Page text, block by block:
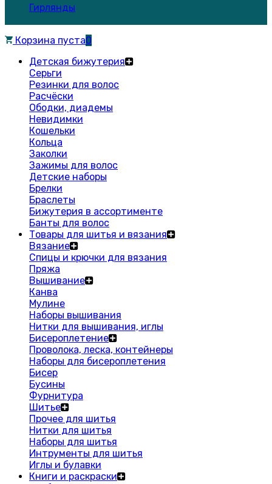
Гирлянды
Корзина пуста0
Детская бижутерия
Серьги
Резинки для волос
Расчёски
Ободки, диадемы
Невидимки
Кошельки
Кольца
Заколки
Зажимы для волос
Детские наборы
Брелки
Браслеты
Бижутерия в ассортименте
Банты для волос
Товары для шитья и вязания
Вязание
Спицы и крючки для вязания
Пряжа
Вышивание
Канва
Мулине
Наборы вышивания
Нитки для вышивания, иглы
Бисероплетение
Проволока, леска, контейнеры
Наборы для бисероплетения
Бисер
Бусины
Фурнитура
Шитье
Прочее для шитья
Нитки для шитья
Наборы для шитья
Интрументы для шитья
Иглы и булавки
Книги и раскраски